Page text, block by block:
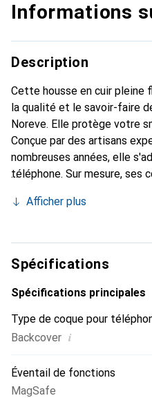
Informations
Description
Cette housse en cuir pleine
la qualité et le savoir-faire
Noreve. Elle protège votre
Conçue par des artisans
nombreuses années, elle
téléphone. Sur mesure, ses
et indispensable pour votre
marque Noreve est un choix
exigeante.
Afficher plus
Spécifications
Spécifications principales
Type de coque pour
Backcover i
Éventail de fonctions
MagSafe